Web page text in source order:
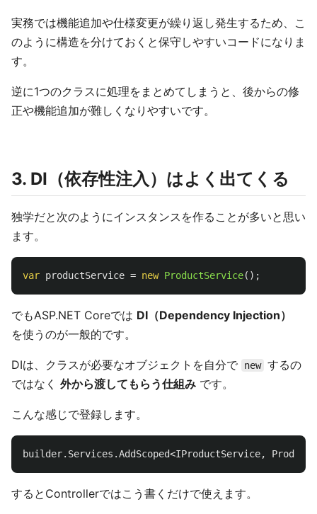
実務では機能追加や仕様変更が繰り返し発生するため、こ
のように構造を分けておくと保守しやすいコードになりま
す。
逆に1つのクラスに処理をまとめてしまうと、後からの修
正や機能追加が難しくなりやすいです。
3. DI （依存性注入）はよく出てくる
独学だと次のようにインスタンスを作ることが多いと思い
ます。
var productService = new ProductService();
でもASP.NET Coreでは DI（Dependency Injection）
を使うのが一般的です。
DIは、クラスが必要なオブジェクトを自分で new するの
ではなく 外から渡してもらう仕組み です。
こんな感じで登録します。
builder. Services .AddScoped<IProductService,
するとControllerではこう書くだけで使えます。